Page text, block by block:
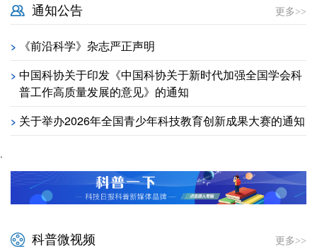
通知公告 更多>>
> 《前沿科学》杂志严正声明
> 中国科协关于印发《中国科协关于新时代加强全国学会科
普工作高质量发展的意见》的通知
> 关于举办2026年全国青少年科技教育创新成果大赛的通知
.
科普微视频 更多>>